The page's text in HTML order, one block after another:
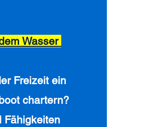
Wasser
Freizeit ein
chartern?
Fähigkeiten